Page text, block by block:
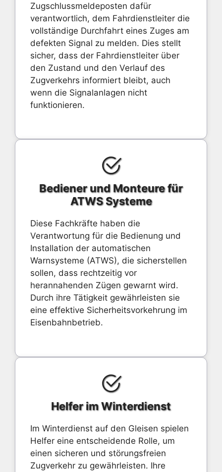
Zugschlussmeldeposten dafür
verantwortlich, dem Fahrdienstleiter die
vollständige Durchfahrt eines Zuges am
defekten Signal zu melden. Dies stellt
sicher, dass der Fahrdienstleiter über
den Zustand und den Verlauf des
Zugverkehrs informiert bleibt, auch
wenn die Signalanlagen nicht
funktionieren.
Bediener und Monteure für
ATWS Systeme
Diese Fachkräfte haben die
Verantwortung für die Bedienung und
Installation der automatischen
Warnsysteme (ATWS), die sicherstellen
sollen, dass rechtzeitig vor
herannahenden Zügen gewarnt wird.
Durch ihre Tätigkeit gewährleisten sie
eine effektive Sicherheitsvorkehrung im
Eisenbahnbetrieb.
Helfer im Winterdienst
Im Winterdienst auf den Gleisen spielen
Helfer eine entscheidende Rolle, um
einen sicheren und störungsfreien
Zugverkehr zu gewährleisten. Ihre